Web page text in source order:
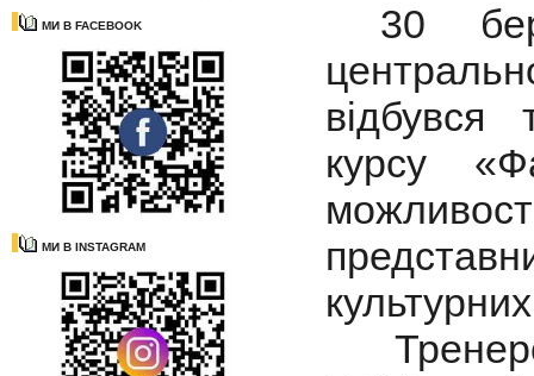
МИ В FACEBOOK
МИ В INSTAGRAM
30
відбувся
курсу